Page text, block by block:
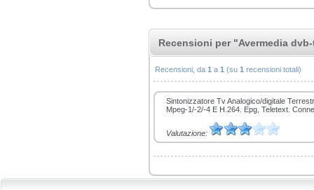
Recensioni per "Avermedia
Recensioni, da 1 a 1 (su 1 recensioni totali)
Sintonizzatore Tv Analogico/digitale
Mpeg-1/-2/-4 E H.264. Epg, Teletext.
Valutazione: